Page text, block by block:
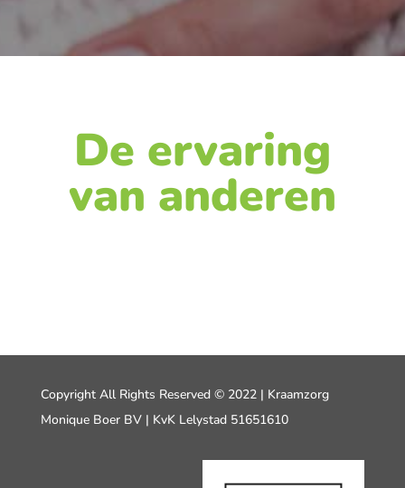
De ervaring
van anderen
Copyright All Rights Reserved © 2022 | Kraamzorg
Monique Boer BV | KvK Lelystad 51651610